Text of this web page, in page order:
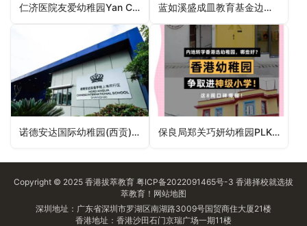
仁济医院友爱幼稚园Yan Chai Hospital Yau Oi Kindergarten（屯门区幼稚园） 蓝如溪盛成皿教育基金边陈之娟幼稚园Alice Lan & Vera Shen Education Fund Delia Pei Kindergarten（沙田区幼稚园）
诺德安达国际幼稚园(西贡)Nord Anglia International Pre-school (Sai Kung)（西贡区幼稚园） 保良局郑关巧妍幼稚园PLK Cheng Kwan How Yin Kindergarten（观塘区幼稚园）
Copyright © 2025 香港拔萃教育 粤ICP备2022091465号-3 香港择校就选拔
萃教育！ 网站地图
深圳地址：广东省深圳市罗湖区南湖路3009号国贸商住大厦21楼
香港地址：香港沙田石门京瑞广场一期11楼